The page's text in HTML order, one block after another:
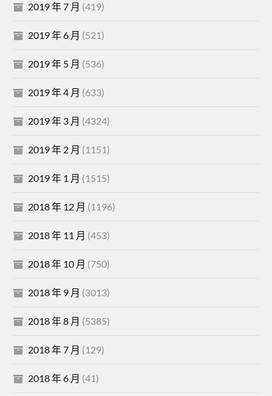
2019 年 7 月 (419)
2019 年 6 月 (521)
2019 年 5 月 (536)
2019 年 4 月 (633)
2019 年 3 月 (4324)
2019 年 2 月 (1151)
2019 年 1 月 (1515)
2018 年 12 月 (1196)
2018 年 11 月 (453)
2018 年 10 月 (750)
2018 年 9 月 (3013)
2018 年 8 月 (5385)
2018 年 7 月 (129)
2018 年 6 月 (41)